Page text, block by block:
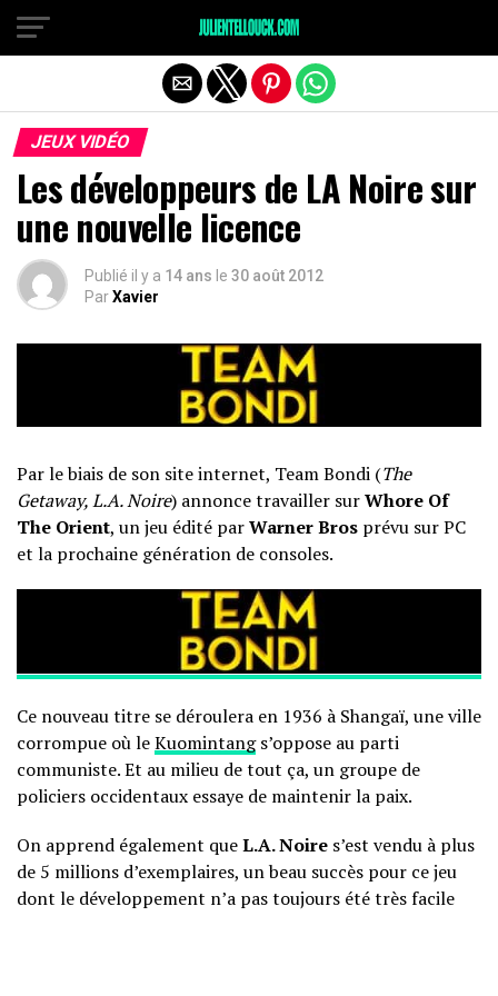
JEUX VIDÉO
Les développeurs de LA Noire sur
une nouvelle licence
Publié il y a 14 ans le 30 août 2012
ParXavier
Par le biais de son site internet, Team Bondi (The
Getaway, L.A. Noire) annonce travailler surWhore Of
The Orient, un jeu édité parWarner Bros prévu sur PC
et la prochaine génération de consoles.
Ce nouveau titre se déroulera en 1936 à Shangaï, une ville
corrompue où leKuomintangs’oppose au parti
communiste. Et au milieu de tout ça, un groupe de
policiers occidentaux essaye de maintenir la paix.
On apprend également queL.A. Noire s’est vendu à plus
de 5 millions d’exemplaires, un beau succès pour ce jeu
dont le développement n’a pas toujours été très facile